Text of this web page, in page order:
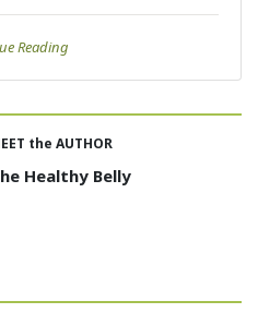
Reading
the AUTHOR
Healthy Belly